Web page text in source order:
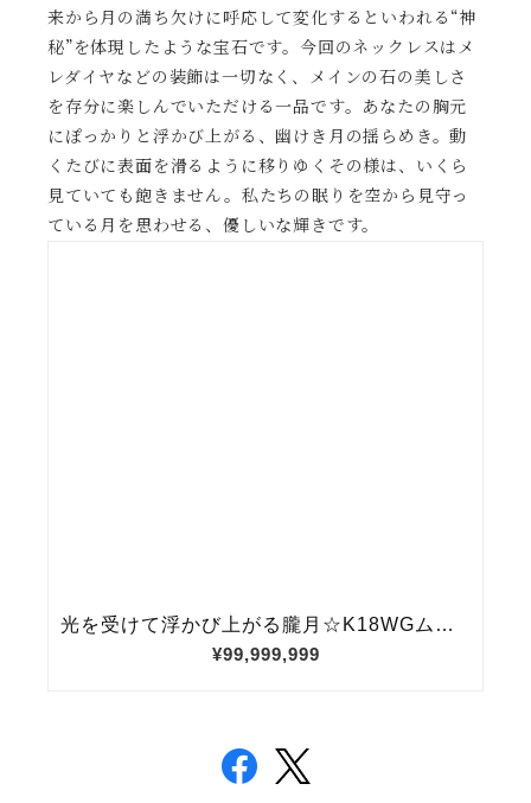
来から月の満ち欠けに呼応して変化するといわれる“神
秘”を体現したような宝石です。今回のネックレスはメ
レダイヤなどの装飾は一切なく、メインの石の美しさ
を存分に楽しんでいただける一品です。あなたの胸元
にぽっかりと浮かび上がる、幽けき月の揺らめき。動
くたびに表面を滑るように移りゆくその様は、いくら
見ていても飽きません。私たちの眠りを空から見守っ
ている月を思わせる、優しいな輝きです。